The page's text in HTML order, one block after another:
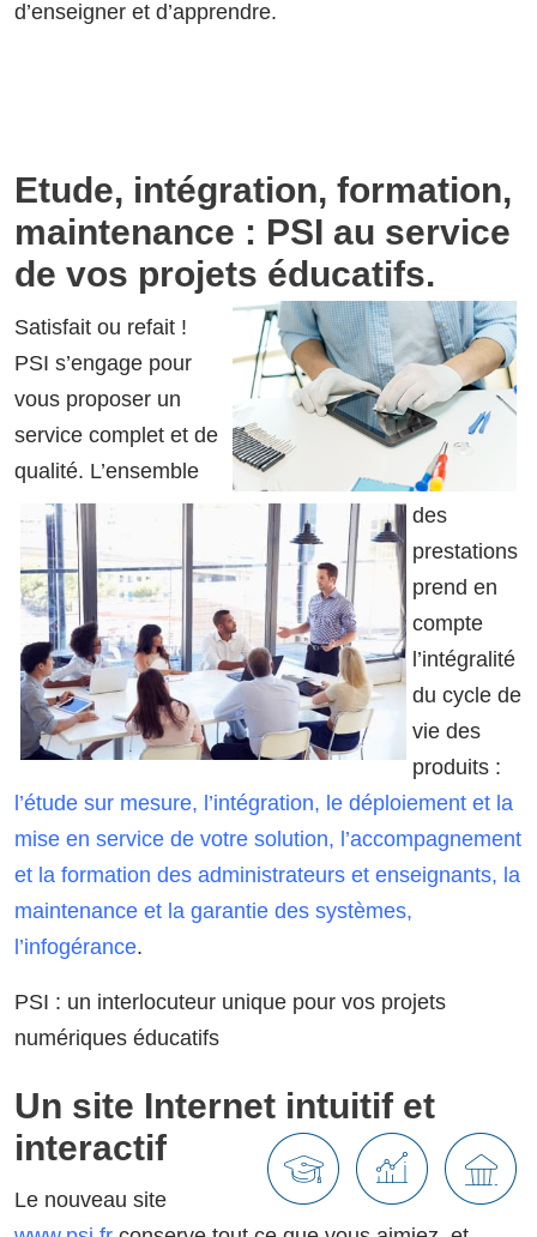
d’enseigner et d’apprendre.
Etude, intégration, formation,
maintenance : PSI au service
de vos projets éducatifs.
Satisfait ou refait !
PSI s’engage pour
vous proposer un
service complet et de
qualité. L’ensemble
des
prestations
prend en
compte
l’intégralité
du cycle de
vie des
produits :
l’étude sur mesure, l’intégration, le déploiement et la
mise en service de votre solution, l’accompagnement
et la formation des administrateurs et enseignants, la
maintenance et la garantie des systèmes,
l’infogérance.
PSI : un interlocuteur unique pour vos projets
numériques éducatifs
Un site Internet intuitif et
interactif
Le nouveau site